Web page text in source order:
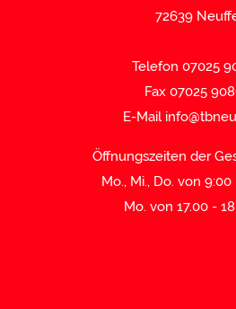
72639
Telefon 07025
Fax 07025
E-Mail
Öffnungszeiten der
Mo., Mi., Do. von 9:00
Mo. von 17.00 -